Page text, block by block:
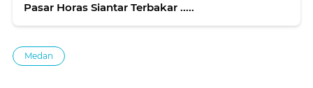
Pasar Horas Siantar Terbakar .....
Medan